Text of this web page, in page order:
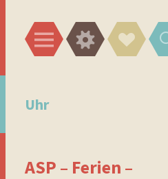
Menü WidgetsSocial-
Links
Uhr
ASP – Ferien –